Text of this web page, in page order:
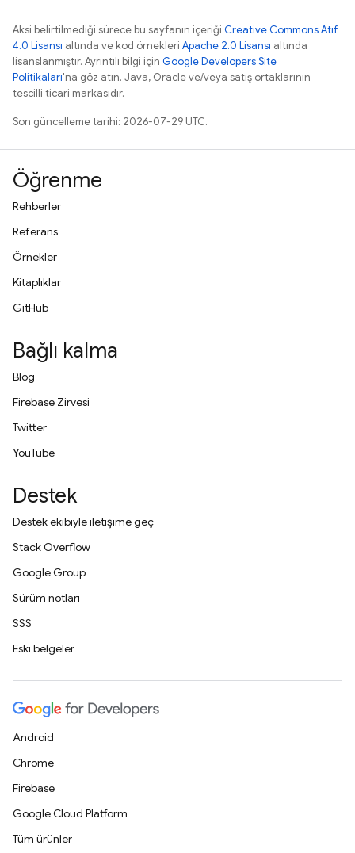
Aksi belirtilmediği sürece bu sayfanın içeriği Creative Commons Atıf
4.0 Lisansı altında ve kod örnekleri Apache 2.0 Lisansı altında
lisanslanmıştır. Ayrıntılı bilgi için Google Developers Site
Politikaları'na göz atın. Java, Oracle ve/veya satış ortaklarının
tescilli ticari markasıdır.
Son güncelleme tarihi: 2026-07-29 UTC.
Öğrenme
Rehberler
Referans
Örnekler
Kitaplıklar
GitHub
Bağlı kalma
Blog
Firebase Zirvesi
Twitter
YouTube
Destek
Destek ekibiyle iletişime geç
Stack Overflow
Google Group
Sürüm notları
SSS
Eski belgeler
Android
Chrome
Firebase
Google Cloud Platform
Tüm ürünler